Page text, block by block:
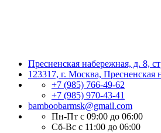
Пресненская набережная, д. 8,
123317, г. Москва, Пресненская
+7 (985) 766-49-62
+7 (985) 970-43-41
bamboobarmsk@gmail.com
Пн-Пт с 09:00 до 06:00
Сб-Вс с 11:00 до 06:00